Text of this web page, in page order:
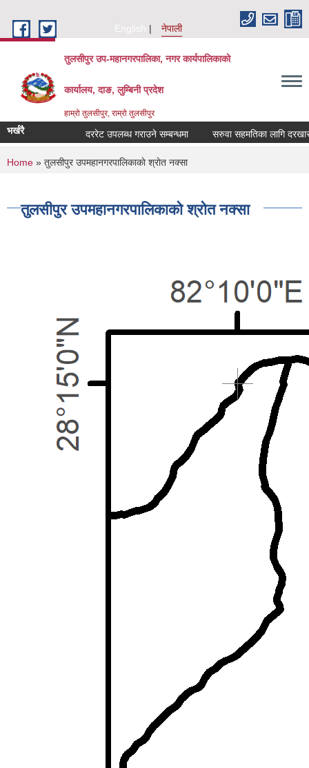
English
नेपाली
तुलसीपुर उप-महानगरपालिका, नगर कार्यपालिकाको
कार्यालय, दाङ, लुम्बिनी प्रदेश
हाम्रो तुलसीपुर, राम्रो तुलसीपुर
भर्खरै दररेट उपलब्ध गराउने सम्बन्धमा सरुवा सहमतिका लागि दरखास्त
You are here
Home » तुलसीपुर उपमहानगरपालिकाकाे श्राेत नक्सा
तुलसीपुर उपमहानगरपालिकाकाे श्राेत नक्सा